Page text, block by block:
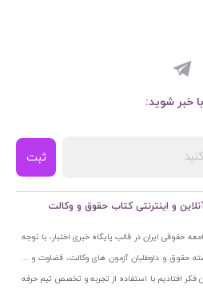
خبر شوید:
ثبت
و اینترنتی کتاب حقوق و وکالت
ایران در قالب پایگاه خبری اختبار، با توجه
حقوق و داوطلبان آزمون های وکالت، قضاوت و ...
فکر افتادیم با استفاده از تجربه و تخصص تیم حرفه